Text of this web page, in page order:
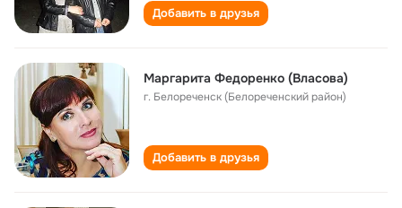
Добавить в друзья
Маргарита Федоренко (Власова)
г. Белореченск (Белореченский район)
Добавить в друзья